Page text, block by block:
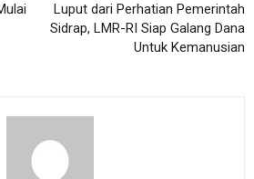
Luput dari Perhatian Pemerintah
Sidrap, LMR-RI Siap Galang Dana
Untuk Kemanusian